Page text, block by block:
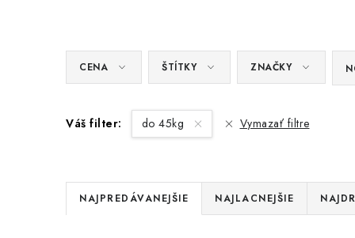
CENA ŠTÍTKY ZNAČKY
Váš filter: do 45kg Vymazať filtre
R
a
NAJPREDÁVANEJŠIE NAJLACNEJŠIE